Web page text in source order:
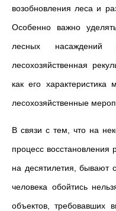
возобновления леса и
Особенно важно
лесных насаждений
лесохозяйственная
как его
лесохозяйственные
В связи с тем, что на
процесс восстановления
на десятилетия, бывают
человека обойтись
объектов, требовавших